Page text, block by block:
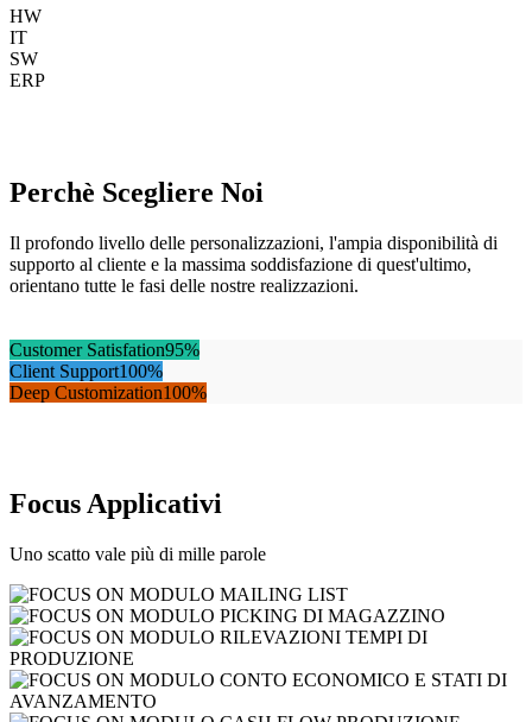
HW
IT
SW
ERP
Perchè Scegliere Noi
Il profondo livello delle personalizzazioni, l'ampia disponibilità di
supporto al cliente e la massima soddisfazione di quest'ultimo,
orientano tutte le fasi delle nostre realizzazioni.
Customer Satisfation95%
Client Support100%
Deep Customization100%
Focus Applicativi
Uno scatto vale più di mille parole